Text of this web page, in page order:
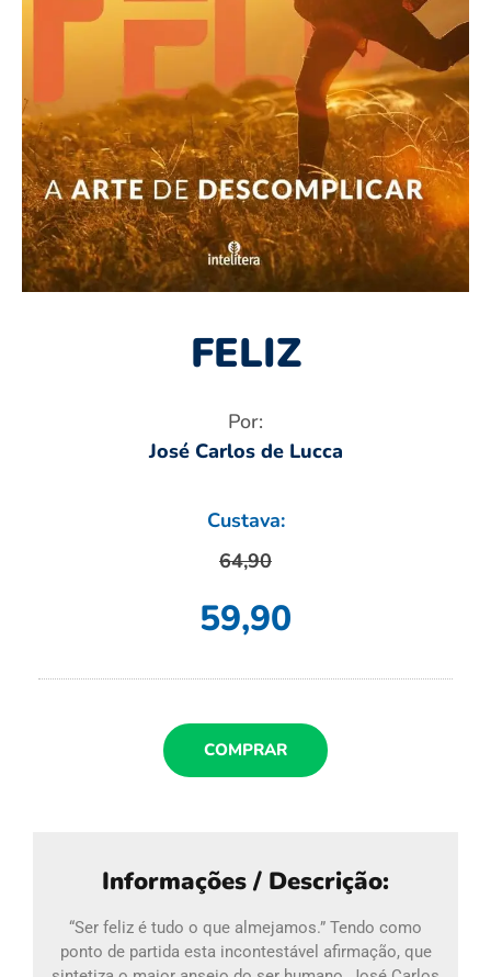
FELIZ
Por:
José Carlos de Lucca
Custava:
64,90
59,90
COMPRAR
Informações / Descrição:
“Ser feliz é tudo o que almejamos.” Tendo como
ponto de partida esta incontestável afirmação, que